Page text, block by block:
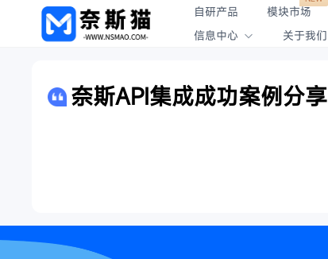
自研产品 模块市场
信息中心
关于我们
奈斯API集成成功案例分享